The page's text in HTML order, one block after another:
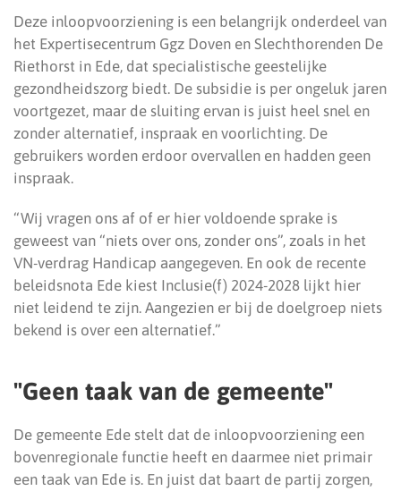
Deze inloopvoorziening is een belangrijk onderdeel van
het Expertisecentrum Ggz Doven en Slechthorenden De
Riethorst in Ede, dat specialistische geestelijke
gezondheidszorg biedt. De subsidie is per ongeluk jaren
voortgezet, maar de sluiting ervan is juist heel snel en
zonder alternatief, inspraak en voorlichting. De
gebruikers worden erdoor overvallen en hadden geen
inspraak.
“Wij vragen ons af of er hier voldoende sprake is
geweest van “niets over ons, zonder ons”, zoals in het
VN-verdrag Handicap aangegeven. En ook de recente
beleidsnota Ede kiest Inclusie(f) 2024-2028 lijkt hier
niet leidend te zijn. Aangezien er bij de doelgroep niets
bekend is over een alternatief.”
"Geen taak van de gemeente"
De gemeente Ede stelt dat de inloopvoorziening een
bovenregionale functie heeft en daarmee niet primair
een taak van Ede is. En juist dat baart de partij zorgen,